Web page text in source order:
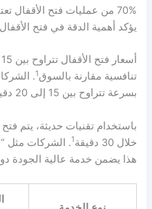
70% من عمليات فتح
يؤكد أهمية الدقة في فتح
تنافسية مقارنة بالسوق1
.
بسرعة تتراوح بين 15 إلى 20 دقيقة
خلال 30 دقيقة
1. الشركات مثل
هذا يضمن خدمة عالية الجودة